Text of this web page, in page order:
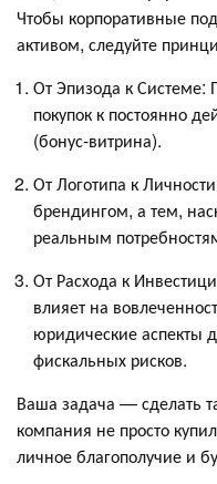
Чтобы корпоративные
активом, следуйте
От Эпизода к Системе:
покупок к постоянно
(бонус-витрина).
От Логотипа к
брендингом, а тем,
реальным
От Расхода к
влияет на
юридические аспекты
фискальных рисков.
Ваша задача — сделать
компания не просто
личное благополучие и